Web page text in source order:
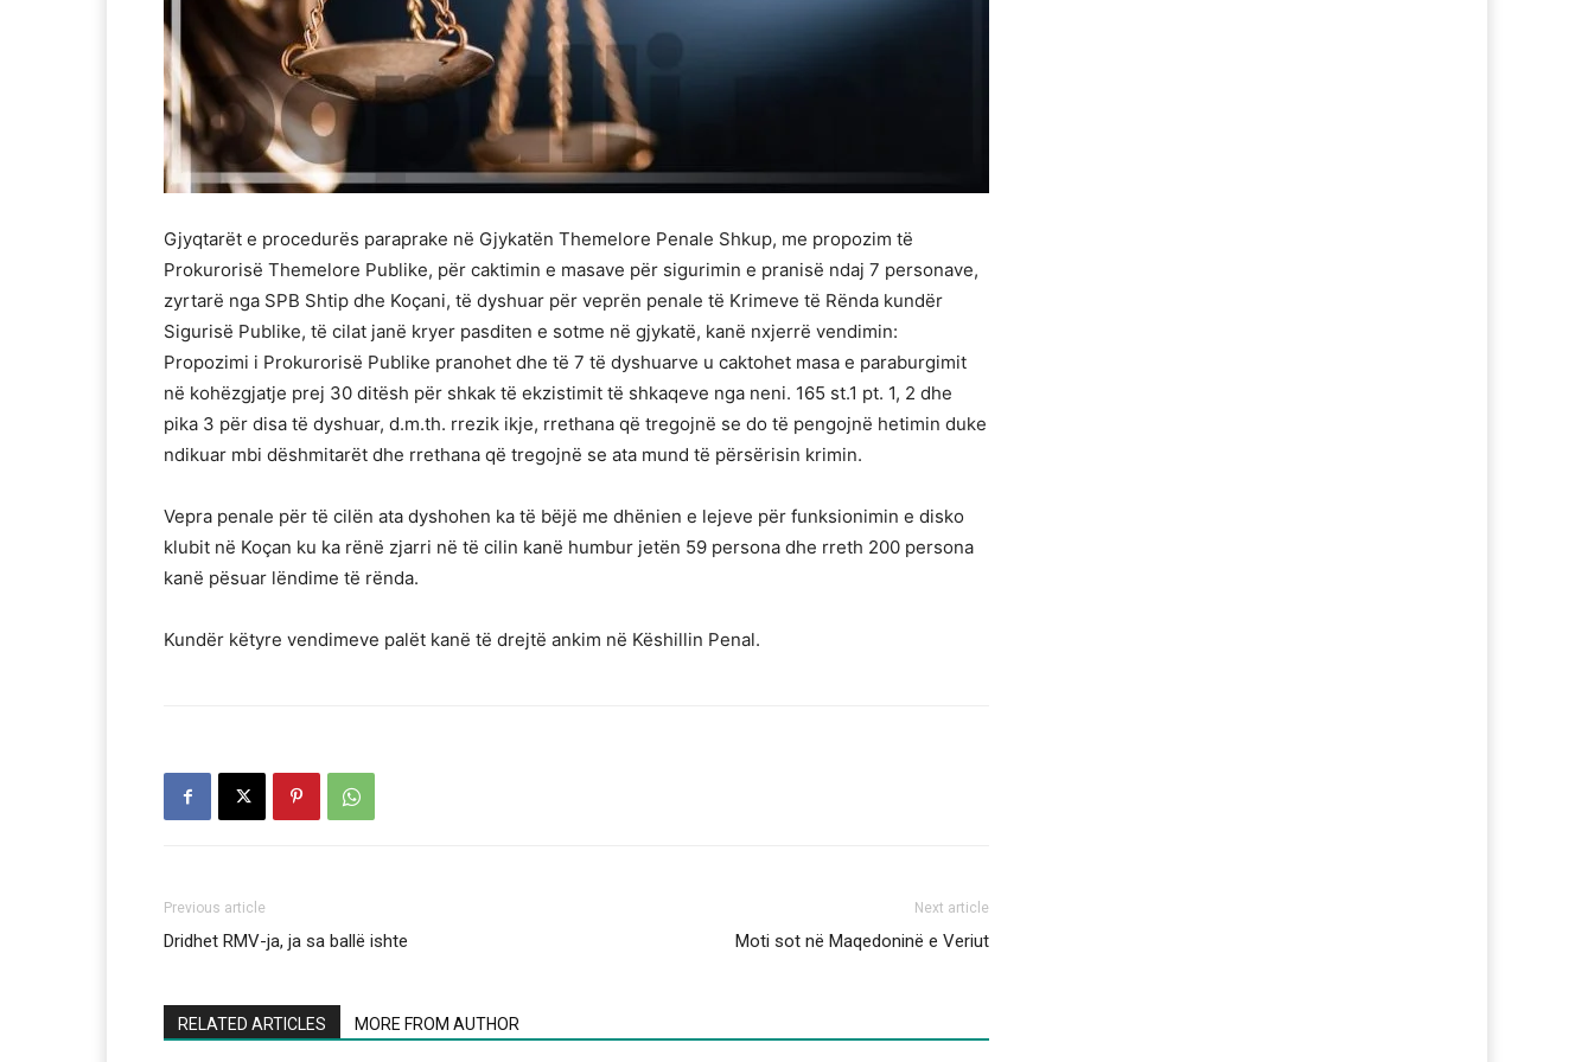
Gjyqtarët e procedurës paraprake në Gjykatën Themelore Penale Shkup, me propozim të
Prokurorisë Themelore Publike, për caktimin e masave për sigurimin e pranisë ndaj 7 personave,
zyrtarë nga SPB Shtip dhe Koçani, të dyshuar për veprën penale të Krimeve të Rënda kundër
Sigurisë Publike, të cilat janë kryer pasditen e sotme në gjykatë, kanë nxjerrë vendimin:
Propozimi i Prokurorisë Publike pranohet dhe të 7 të dyshuarve u caktohet masa e paraburgimit
në kohëzgjatje prej 30 ditësh për shkak të ekzistimit të shkaqeve nga neni. 165 st.1 pt. 1, 2 dhe
pika 3 për disa të dyshuar, d.m.th. rrezik ikje, rrethana që tregojnë se do të pengojnë hetimin duke
ndikuar mbi dëshmitarët dhe rrethana që tregojnë se ata mund të përsërisin krimin.
Vepra penale për të cilën ata dyshohen ka të bëjë me dhënien e lejeve për funksionimin e disko
klubit në Koçan ku ka rënë zjarri në të cilin kanë humbur jetën 59 persona dhe rreth 200 persona
kanë pësuar lëndime të rënda.
Kundër këtyre vendimeve palët kanë të drejtë ankim në Këshillin Penal.
Previous article
Dridhet RMV-ja, ja sa ballë ishte
Next article
Moti sot në Maqedoninë e Veriut
RELATED ARTICLES MORE FROM AUTHOR